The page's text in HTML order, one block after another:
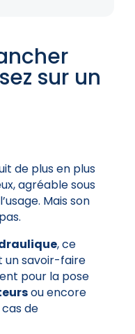
sur un
de plus en plus
agréable sous
Mais son
, ce
un savoir-faire
pour la pose
ou encore
de